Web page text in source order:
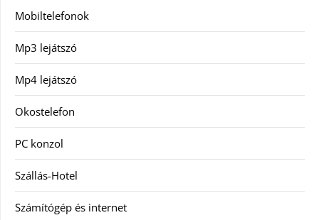
Mobiltelefonok
Mp3 lejátszó
Mp4 lejátszó
Okostelefon
PC konzol
Szállás-Hotel
Számítógép és internet